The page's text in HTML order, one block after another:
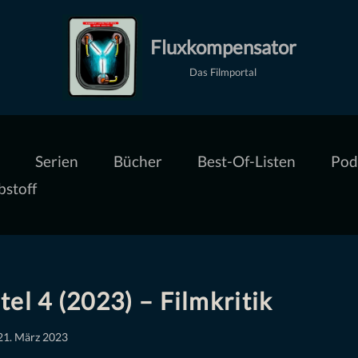
Fluxkompensator
Das Filmportal
Serien Bücher Best-Of-Listen
4 (2023) – Filmkritik
März 2023